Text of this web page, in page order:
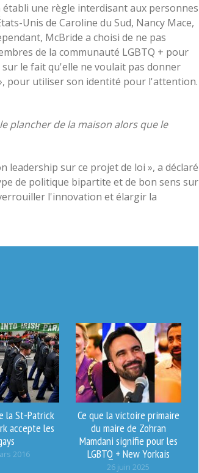
une règle interdisant aux personnes
Unis de Caroline du Sud, Nancy Mace,
McBride a choisi de ne pas
de la communauté LGBTQ + pour
le fait qu'elle ne voulait pas donner
pour utiliser son identité pour l'attention.
plancher de la maison alors que le
leadership sur ce projet de loi », a déclaré
de politique bipartite et de bon sens sur
l'innovation et élargir la
la St-Patrick
accepte les
2016
Ce que la victoire primaire
du maire de Zohran
Mamdani signifie pour les
LGBTQ + New Yorkais
26 juin 2025